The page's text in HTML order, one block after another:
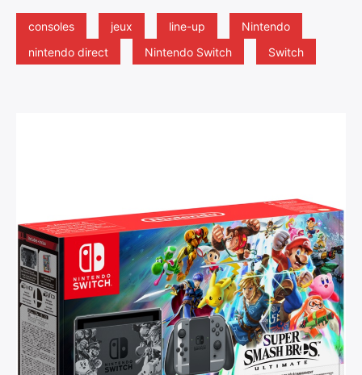
consoles jeux line-up
Nintendo
nintendo direct
Nintendo Switch Switch